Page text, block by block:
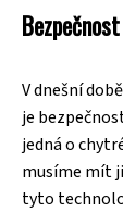
V dnešní
je
jedná o
musíme mít
tyto